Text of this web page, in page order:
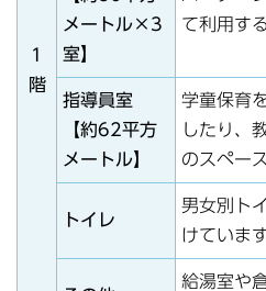
1
階
メートル×3
室】
て利用す
指導員室
【約62平方
メートル】
学童保育
したり、
のスペー
トイレ
男女別ト
けています
給湯室や